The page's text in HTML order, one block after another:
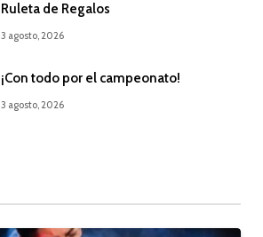
Ruleta de Regalos
3 agosto, 2026
¡Con todo por el campeonato!
3 agosto, 2026